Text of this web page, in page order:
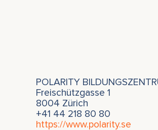
POLARITY
Freischützgasse 1
8004 Zürich
+41 44 218 80 80
https://www.polarity.se